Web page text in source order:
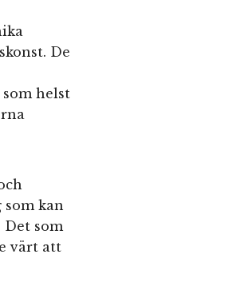
De
helst
kan
Det som
värt att